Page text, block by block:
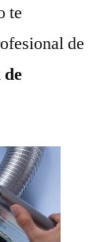
te
de